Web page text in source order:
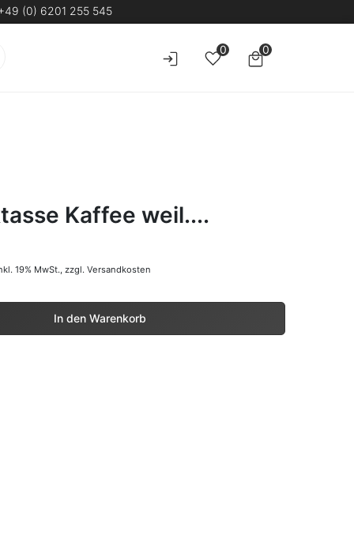
(0) 6201 255 545
0 0
Kaffee weil....
19% MwSt., zzgl. Versandkosten